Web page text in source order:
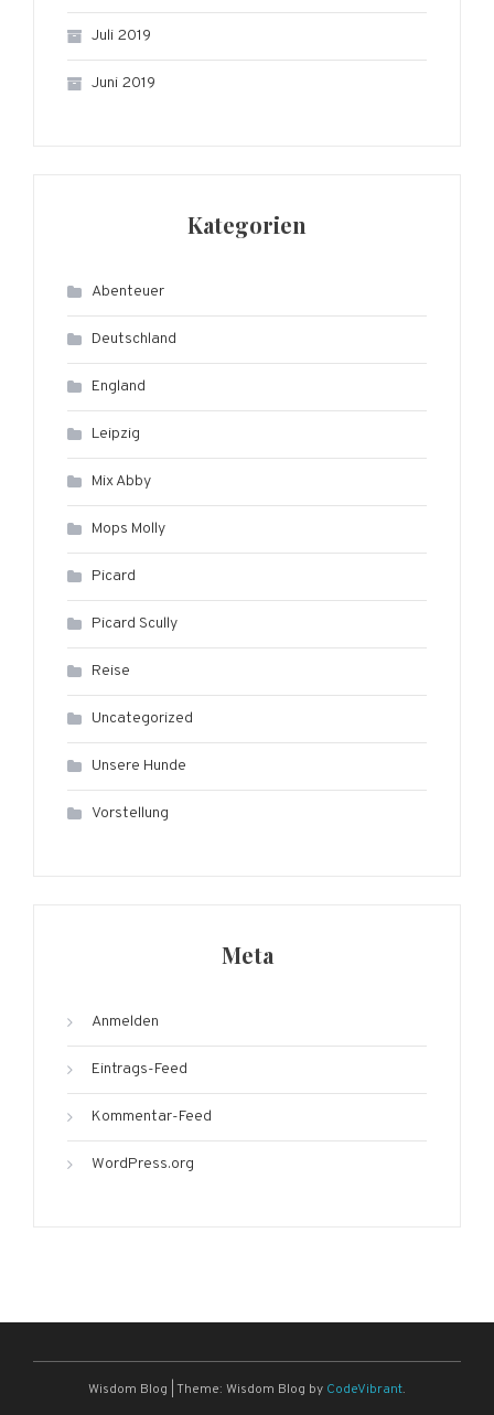
Juli 2019
Juni 2019
Kategorien
Abenteuer
Deutschland
England
Leipzig
Mix Abby
Mops Molly
Picard
Picard Scully
Reise
Uncategorized
Unsere Hunde
Vorstellung
Meta
Anmelden
Eintrags-Feed
Kommentar-Feed
WordPress.org
Wisdom Blog Theme: Wisdom Blog by CodeVibrant.